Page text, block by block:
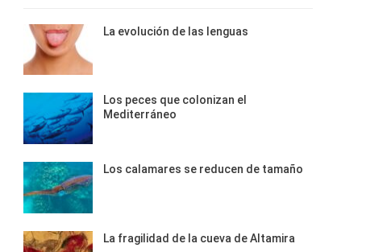
La evolución de las lenguas
Los peces que colonizan el
Mediterráneo
Los calamares se reducen de tamaño
La fragilidad de la cueva de Altamira